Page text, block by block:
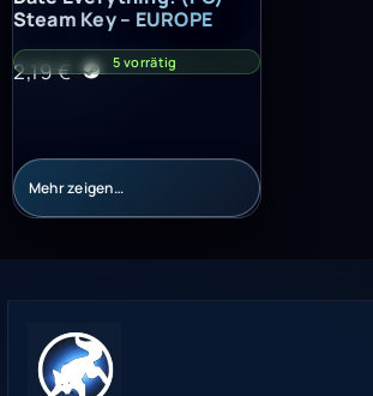
Steam Key – EUROPE
2,19€ 5 vorrätig
Mehr zeigen…